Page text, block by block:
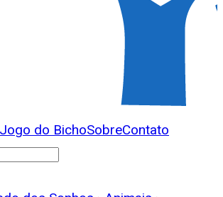
Jogo do BichoSobreContato